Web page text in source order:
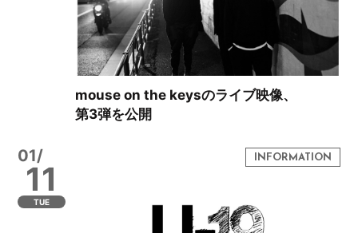
mouse on the keysのライブ映像、
第3弾を公開
01/
11
TUE